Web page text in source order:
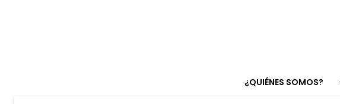
¿QUIÉNES SOMOS?